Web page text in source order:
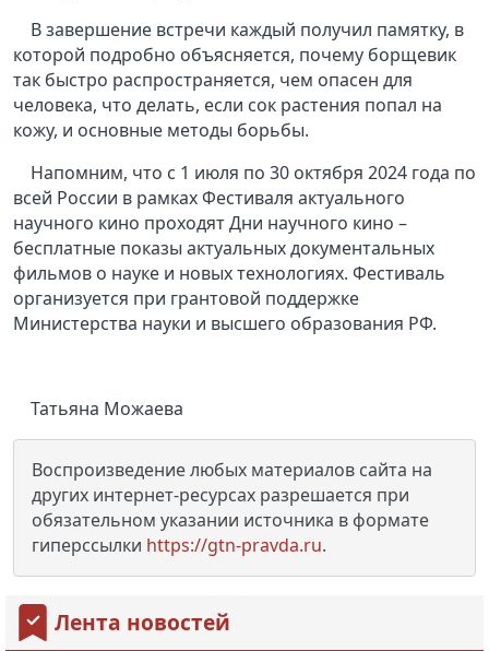
В завершение встречи каждый получил памятку, в
которой подробно объясняется, почему борщевик
так быстро распространяется, чем опасен для
человека, что делать, если сок растения попал на
кожу, и основные методы борьбы.
Напомним, что с 1 июля по 30 октября 2024 года по
всей России в рамках Фестиваля актуального
научного кино проходят Дни научного кино –
бесплатные показы актуальных документальных
фильмов о науке и новых технологиях. Фестиваль
организуется при грантовой поддержке
Министерства науки и высшего образования РФ.
Татьяна Можаева
Воспроизведение любых материалов сайта на
других интернет-ресурсах разрешается при
обязательном указании источника в формате
гиперссылки https://gtn-pravda.ru.
Лента новостей